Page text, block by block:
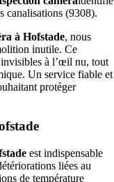
canalisations (9308).
à Hofstade, nous
inutile. Ce
invisibles à l’œil nu, tout
Un service fiable et
protéger
est indispensable
liées au
de température